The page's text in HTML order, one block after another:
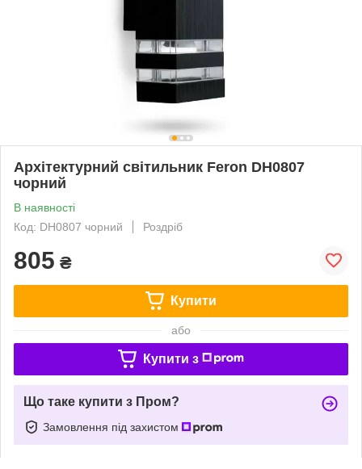
Архітектурний світильник Feron DH0807
чорний
В наявності
Код: DH0807 чорний
Роздріб
805 ₴
Купити
або
Купити з
Що таке купити з Пром?
Замовлення під захистом